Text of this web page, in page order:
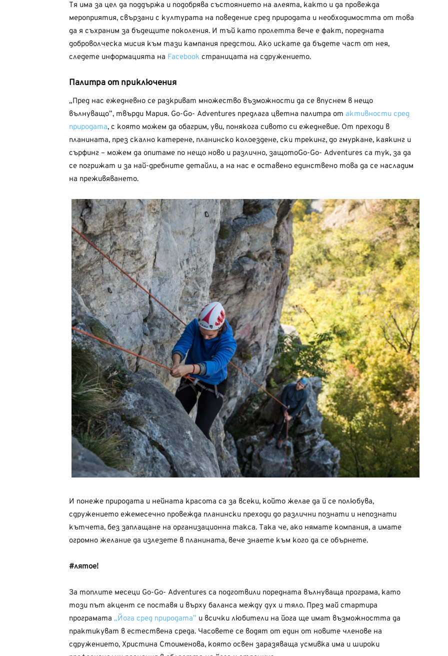
Тя има за цел да поддържа и подобрява състоянието на алеята, както и да провежда
мероприятия, свързани с културата на поведение сред природата и необходимостта от това
да я съхраним за бъдещите поколения. И тъй като пролетта вече е факт, поредната
доброволческа мисия към тази кампания предстои. Ако искате да бъдете част от нея,
следете информацията на Facebook страницата на сдружението.
Палитра от приключения
„Пред нас ежедневно се разкриват множество възможности да се впуснем в нещо
вълнуващо”, твърди Мария. Go-Go- Adventures предлага цветна палитра от активности сред
природата, с която можем да обагрим, уви, понякога сивото си ежедневие. От преходи в
планината, през скално катерене, планинско колоездене, ски трекинг, до гмуркане, каякинг и
сърфинг – можем да опитаме по нещо ново и различно, защотоGo-Go- Adventures са тук, за да
се погрижат и за най-дребните детайли, а на нас е оставено единствено това да се насладим
на преживяването.
И понеже природата и нейната красота са за всеки, който желае да й се полюбува,
сдружението ежемесечно провежда планински преходи до различни познати и непознати
кътчета, без заплащане на организационна такса. Така че, ако нямате компания, а имате
огромно желание да излезете в планината, вече знаете към кого да се обърнете.
#лятое!
За топлите месеци Go-Go- Adventures са подготвили поредната вълнуваща програма, като
този път акцент се поставя и върху баланса между дух и тяло. През май стартира
програмата „Йога сред природата” и всички любители на йога ще имат възможността да
практикуват в естествена среда. Часовете се водят от един от новите членове на
сдружението, Христина Стоименова, която освен заразяваща усмивка има и широки